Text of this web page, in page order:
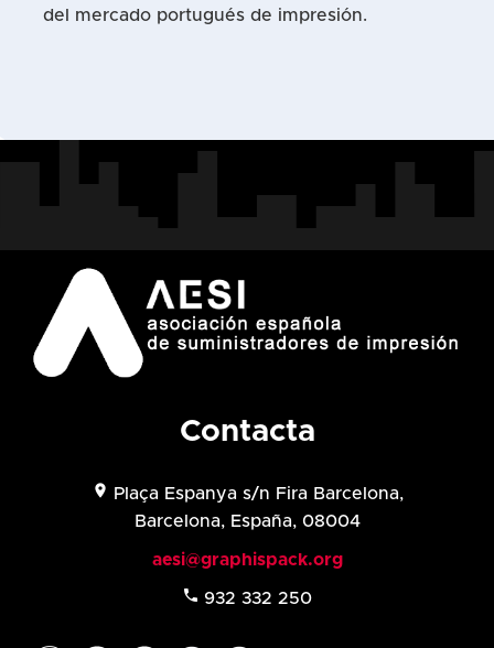
del mercado portugués de impresión.
Contacta
location_on Plaça Espanya s/n Fira Barcelona,
Barcelona, España, 08004
aesi@graphispack.org
phone 932 332 250